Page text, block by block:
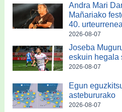
Andra Mari
Mañariako
40.
2026-08-07
Joseba
eskuin hegala
2026-08-07
Egun
astebururako
2026-08-07